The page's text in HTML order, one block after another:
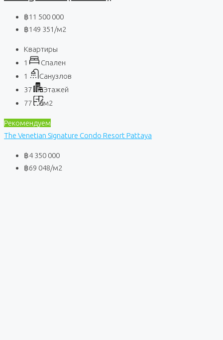
฿11 500 000
฿149 351 /м2
Квартиры
1
Спален
1
Санузлов
37
Этажей
77
м2
Рекомендуем
The Venetian Signature Condo Resort Pattaya
฿4 350 000
฿69 048/м2